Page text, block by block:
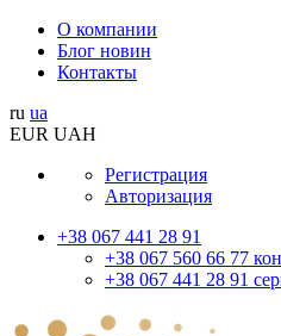
О компании
Блог новин
Контакты
ru ua
EUR UAH
Регистрация
Авторизация
+38 067 441 28 91
+38 067 560 66 77
+38 067 441 28 91